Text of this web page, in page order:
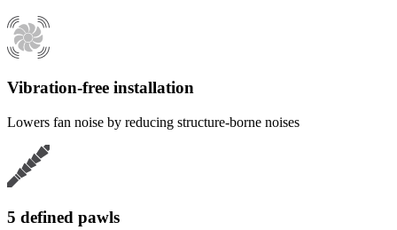
Vibration-free installation
Lowers fan noise by reducing structure-borne noises
5 defined pawls